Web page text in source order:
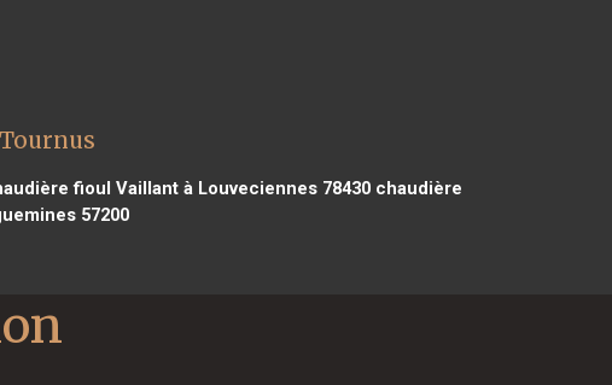
fioul Vaillant à Louveciennes 78430chaudière
57200